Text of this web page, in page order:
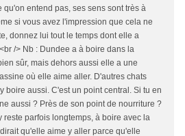
qu'on entend pas, ses sens sont très à
si vous avez l'impression que cela ne
donnez lui tout le temps dont elle a
/> Nb : Dundee a à boire dans la
sûr, mais dehors aussi elle a une
où elle aime aller. D'autres chats
boire aussi. C'est un point central. Si tu en
aussi ? Près de son point de nourriture ?
reste parfois longtemps, à boire avec la
qu'elle aime y aller parce qu'elle